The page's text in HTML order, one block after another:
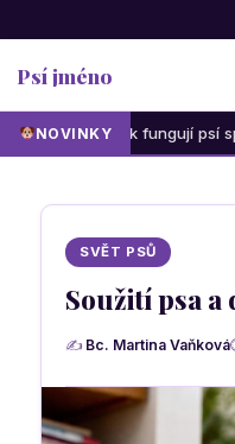
Psí jméno
NOVINKY
Jak fungují psí sporty
SVĚT PSŮ
Soužití psa
✍ Bc. Martina Vaňková